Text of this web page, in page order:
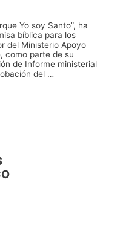
Yo soy Santo”, ha
bíblica para los
del Ministerio Apoyo
como parte de su
de Informe ministerial
del …